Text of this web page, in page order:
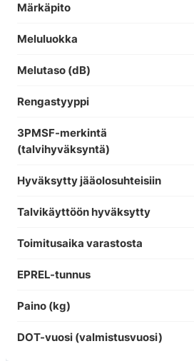
Märkäpito
Meluluokka
Melutaso (dB)
Rengastyyppi
3PMSF-merkintä
(talvihyväksyntä)
Hyväksytty jääolosuhteisiin
Talvikäyttöön hyväksytty
Toimitusaika varastosta
EPREL-tunnus
Paino (kg)
DOT-vuosi (valmistusvuosi)